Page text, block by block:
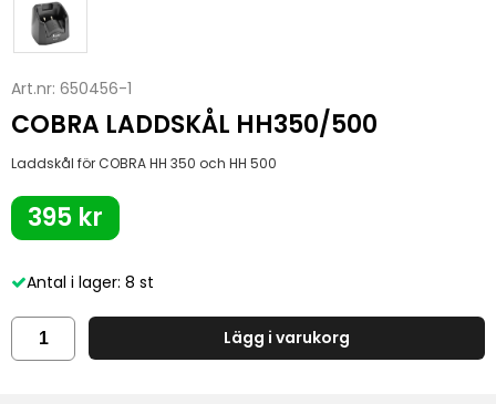
Art.nr: 650456-1
COBRA LADDSKÅL HH350/500
Laddskål för COBRA HH 350 och HH 500
395 kr
Antal i lager: 8 st
Lägg i varukorg